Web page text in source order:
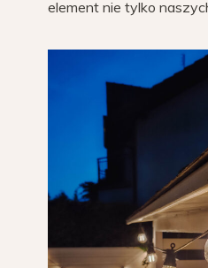
element nie tylko